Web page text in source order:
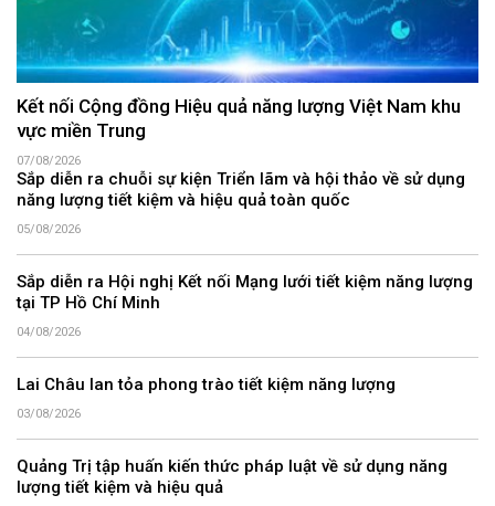
Kết nối Cộng đồng Hiệu quả năng lượng Việt Nam khu
vực miền Trung
07/08/2026
Sắp diễn ra chuỗi sự kiện Triển lãm và hội thảo về sử dụng
năng lượng tiết kiệm và hiệu quả toàn quốc
05/08/2026
Sắp diễn ra Hội nghị Kết nối Mạng lưới tiết kiệm năng lượng
tại TP Hồ Chí Minh
04/08/2026
Lai Châu lan tỏa phong trào tiết kiệm năng lượng
03/08/2026
Quảng Trị tập huấn kiến thức pháp luật về sử dụng năng
lượng tiết kiệm và hiệu quả